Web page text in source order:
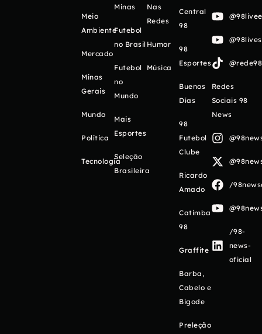
Meio
Ambiente
Mercado
Minas
Gerais
Mundo
Política
Tecnologia
Minas
Futebol
no Brasil
Futebol
no
Mundo
Mais
Esportes
Seleção
Brasileira
Nas
Redes
Humor
Música
Central
98
98
Esportes
Buenos
Días
98
Futebol
Clube
Ricardo
Amado
Catimba
98
Graffite
Barba,
Cabelo e
Bigode
Preleção
Redes
Sociais 98
News
/
/98-
news-
oficial